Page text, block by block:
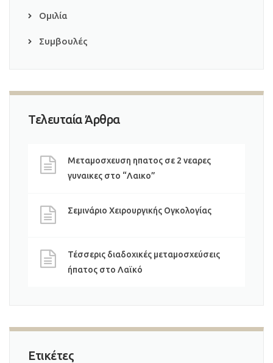
Ομιλία
Συμβουλές
Τελευταία Άρθρα
Μεταμοσχευση ηπατος σε 2 νεαρες
γυναικες στο “Λαικο”
Σεμινάριο Χειρουργικής Ογκολογίας
Τέσσερις διαδοχικές μεταμοσχεύσεις
ήπατος στο Λαϊκό
Ετικέτες